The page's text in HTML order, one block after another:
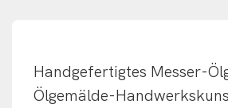
Handgefertigtes Messer-
Ölgemälde-